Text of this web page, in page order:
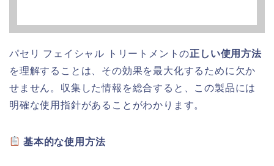
パセリ フェイシャル トリートメントの正しい使用方法
を理解することは、その効果を最大化するために欠か
せません。収集した情報を総合すると、この製品には
明確な使用指針があることがわかります。
基本的な使用方法